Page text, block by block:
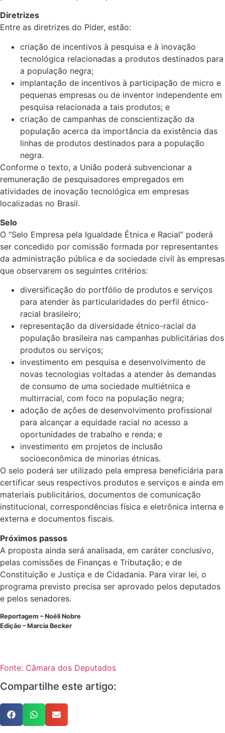
Diretrizes
Entre as diretrizes do Pider, estão:
criação de incentivos à pesquisa e à inovação
tecnológica relacionadas a produtos destinados para
a população negra;
implantação de incentivos à participação de micro e
pequenas empresas ou de inventor independente em
pesquisa relacionada a tais produtos; e
criação de campanhas de conscientização da
população acerca da importância da existência das
linhas de produtos destinados para a população
negra.
Conforme o texto, a União poderá subvencionar a
remuneração de pesquisadores empregados em
atividades de inovação tecnológica em empresas
localizadas no Brasil.
Selo
O “Selo Empresa pela Igualdade Étnica e Racial” poderá
ser concedido por comissão formada por representantes
da administração pública e da sociedade civil às empresas
que observarem os seguintes critérios:
diversificação do portfólio de produtos e serviços
para atender às particularidades do perfil étnico-
racial brasileiro;
representação da diversidade étnico-racial da
população brasileira nas campanhas publicitárias dos
produtos ou serviços;
investimento em pesquisa e desenvolvimento de
novas tecnologias voltadas a atender às demandas
de consumo de uma sociedade multiétnica e
multirracial, com foco na população negra;
adoção de ações de desenvolvimento profissional
para alcançar a equidade racial no acesso a
oportunidades de trabalho e renda; e
investimento em projetos de inclusão
socioeconômica de minorias étnicas.
O selo poderá ser utilizado pela empresa beneficiária para
certificar seus respectivos produtos e serviços e ainda em
materiais publicitários, documentos de comunicação
institucional, correspondências física e eletrônica interna e
externa e documentos fiscais.
Próximos passos
A proposta ainda será analisada, em caráter conclusivo,
pelas comissões de Finanças e Tributação; e de
Constituição e Justiça e de Cidadania. Para virar lei, o
programa previsto precisa ser aprovado pelos deputados
e pelos senadores.
Reportagem – Noéli Nobre
Edição – Marcia Becker
Fonte: Câmara dos Deputados
Compartilhe este artigo: